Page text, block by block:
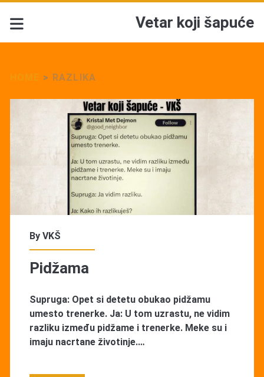
Vetar koji šapuće
> RAZLIKA
<span>Razlika</span>
By VKŠ
Pidžama
Supruga: Opet si detetu obukao pidžamu
umesto trenerke. Ja: U tom uzrastu, ne vidim
razliku između pidžame i trenerke. Meke su i
imaju nacrtane životinje.…